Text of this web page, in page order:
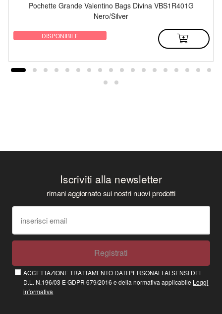
Pochette Grande Valentino Bags Divina VBS1R401G
Nero/Silver
DISPONIBILE
Iscriviti alla newsletter
rimani aggiornato sui nostri nuovi prodotti
Registrati
ACCETTAZIONE TRATTAMENTO DATI PERSONALI AI SENSI DEL
D.L. N.196/03 E GDPR 679/2016 e della normativa applicabile Leggi
informativa